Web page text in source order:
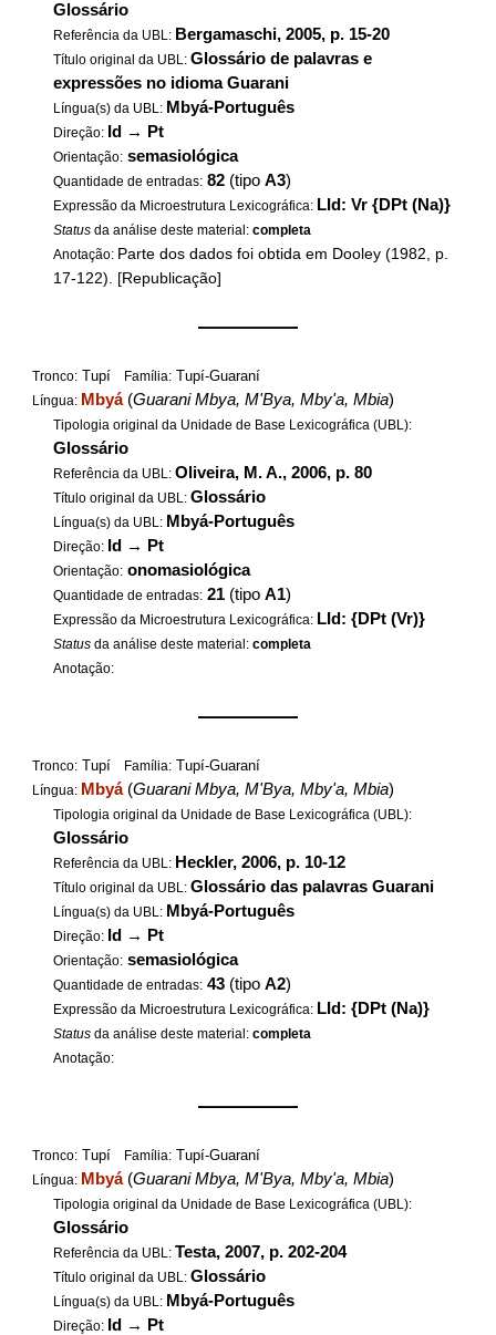
Glossário
Referência da UBL: Bergamaschi, 2005, p. 15-20
Título original da UBL:Glossário de palavras e
expressões no idioma Guarani
Língua(s) da UBL: Mbyá-Português
Direção: Id → Pt
Orientação: semasiológica
Quantidade de entradas: 82 (tipoA3)
Expressão da Microestrutura Lexicográfica: LId: Vr {DPt (Na)}
Status da análise deste material:completa
Anotação: Parte dos dados foi obtida em Dooley (1982, p.
17-122). [Republicação]
——————
Tronco: Tupí Família: Tupí-Guaraní
Língua: Mbyá(Guarani Mbya, M'Bya, Mby'a, Mbia)
Tipologia original da Unidade de Base Lexicográfica (UBL):
Glossário
Referência da UBL:Oliveira, M. A., 2006, p. 80
Título original da UBL:Glossário
Língua(s) da UBL: Mbyá-Português
Direção: Id → Pt
Orientação: onomasiológica
Quantidade de entradas: 21 (tipoA1)
Expressão da Microestrutura Lexicográfica: LId: {DPt (Vr)}
Status da análise deste material:completa
Anotação:
——————
Tronco: Tupí Família: Tupí-Guaraní
Língua: Mbyá(Guarani Mbya, M'Bya, Mby'a, Mbia)
Tipologia original da Unidade de Base Lexicográfica (UBL):
Glossário
Referência da UBL: Heckler, 2006, p. 10-12
Título original da UBL:Glossário das palavras Guarani
Língua(s) da UBL: Mbyá-Português
Direção: Id → Pt
Orientação: semasiológica
Quantidade de entradas: 43 (tipoA2)
Expressão da Microestrutura Lexicográfica: LId: {DPt (Na)}
Status da análise deste material:completa
Anotação:
——————
Tronco: Tupí Família: Tupí-Guaraní
Língua: Mbyá(Guarani Mbya, M'Bya, Mby'a, Mbia)
Tipologia original da Unidade de Base Lexicográfica (UBL):
Glossário
Referência da UBL: Testa, 2007, p. 202-204
Título original da UBL:Glossário
Língua(s) da UBL: Mbyá-Português
Direção: Id → Pt